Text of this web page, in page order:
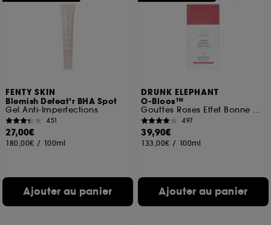
FENTY SKIN
Blemish Defeat’r BHA Spot
Gel Anti-Imperfections
451
27,00€
180,00€ / 100ml
Ajouter au panier
DRUNK ELEPHANT
O-Bloos™
Gouttes Roses Effet Bonne Mine
497
39,90€
133,00€ / 100ml
Ajouter au panier